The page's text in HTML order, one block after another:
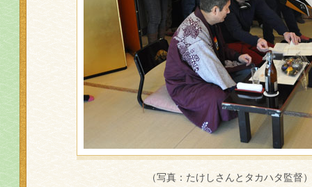
（写真：たけしさんとタカハタ監督）